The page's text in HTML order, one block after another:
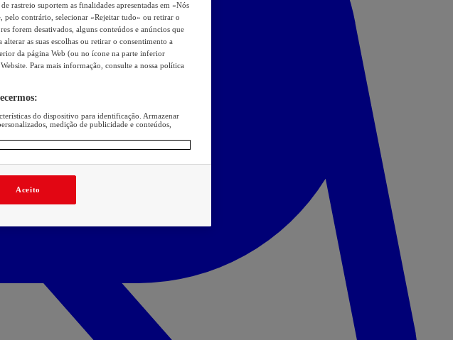
rastreio suportem as finalidades apresentadas em «Nós
pelo contrário, selecionar «Rejeitar tudo» ou retirar o
forem desativados, alguns conteúdos e anúncios que
as suas escolhas ou retirar o consentimento a
da página Web (ou no ícone na parte inferior
Para mais informação, consulte a nossa política
do dispositivo para identificação. Armazenar
medição de publicidade e conteúdos,
Aceito